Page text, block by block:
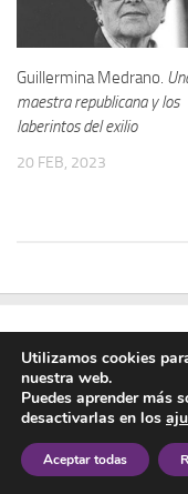
Guillermina Medrano.
maestra republicana y los
laberintos del exilio
20 FEB, 2023
Contacto
Colabora
Aviso Legal
Asociación Manuel
Utilizamos cookies
nuestra web.
Puedes aprender más
desactivarlas en los
Aceptar todas